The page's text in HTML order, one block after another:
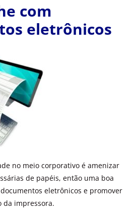
com
eletrônicos
no meio corporativo é amenizar
de papéis, então uma boa
eletrônicos e promover
da impressora.